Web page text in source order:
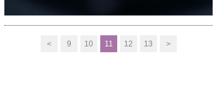
< 9 10 11 12 13 >